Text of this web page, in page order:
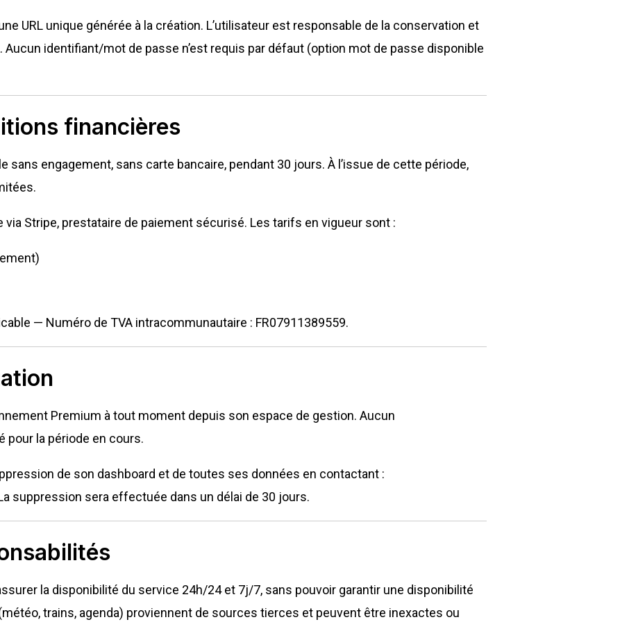
URL unique générée à la création. L’utilisateur est responsable de la conservation et
Aucun identifiant/mot de passe n’est requis par défaut (option mot de passe disponible
financières
sans engagement, sans carte bancaire, pendant 30 jours. À l’issue de cette période,
Stripe, prestataire de paiement sécurisé. Les tarifs en vigueur sont :
— Numéro de TVA intracommunautaire : FR07911389559.
Premium à tout moment depuis son espace de gestion. Aucun
la période en cours.
de son dashboard et de toutes ses données en contactant :
suppression sera effectuée dans un délai de 30 jours.
la disponibilité du service 24h/24 et 7j/7, sans pouvoir garantir une disponibilité
trains, agenda) proviennent de sources tierces et peuvent être inexactes ou